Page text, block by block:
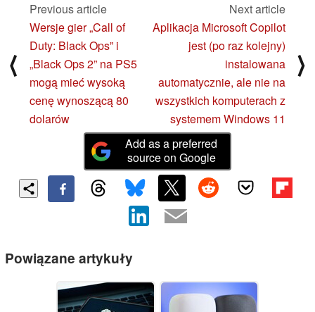
⟨
Previous article
Wersje gier „Call of
Duty: Black Ops” i
„Black Ops 2” na PS5
mogą mieć wysoką
cenę wynoszącą 80
dolarów
Next article
Aplikacja Microsoft Copilot
jest (po raz kolejny)
instalowana
automatycznie, ale nie na
wszystkich komputerach z
systemem Windows 11
⟩
Add as a preferred
source on Google
Powiązane artykuły